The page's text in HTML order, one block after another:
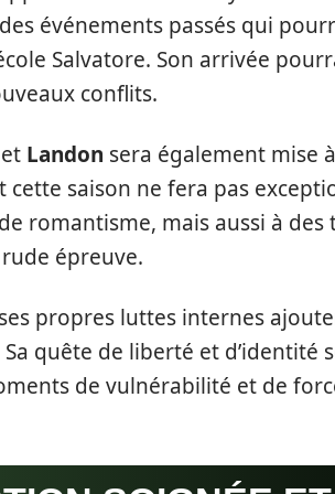
événements passés qui
Salvatore. Son arrivée
conflits.
et Landon sera également mise
saison ne fera pas
romantisme, mais aussi à
épreuve.
propres luttes internes
quête de liberté et d’identité
de vulnérabilité et de